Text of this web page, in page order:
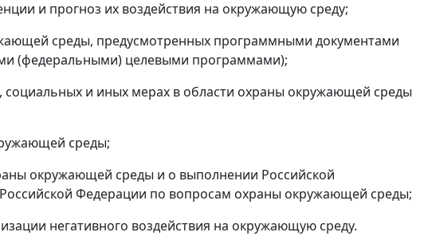
и прогноз их воздействия на окружающую среду;
среды, предусмотренных программными документами
(федеральными) целевыми программами);
и иных мерах в области охраны окружающей среды
среды;
окружающей среды и о выполнении Российской
Федерации по вопросам охраны окружающей среды;
негативного воздействия на окружающую среду.